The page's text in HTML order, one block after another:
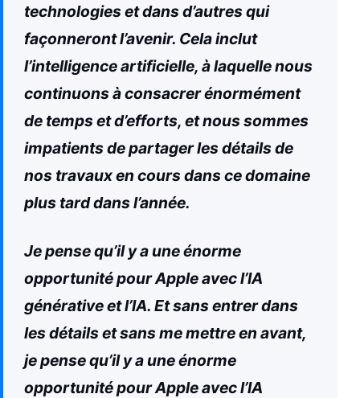
technologies et dans d’autres qui
façonneront l’avenir. Cela inclut
l’intelligence artificielle, à laquelle nous
continuons à consacrer énormément
de temps et d’efforts, et nous sommes
impatients de partager les détails de
nos travaux en cours dans ce domaine
plus tard dans l’année.
Je pense qu’il y a une énorme
opportunité pour Apple avec l’IA
générative et l’IA. Et sans entrer dans
les détails et sans me mettre en avant,
je pense qu’il y a une énorme
opportunité pour Apple avec l’IA